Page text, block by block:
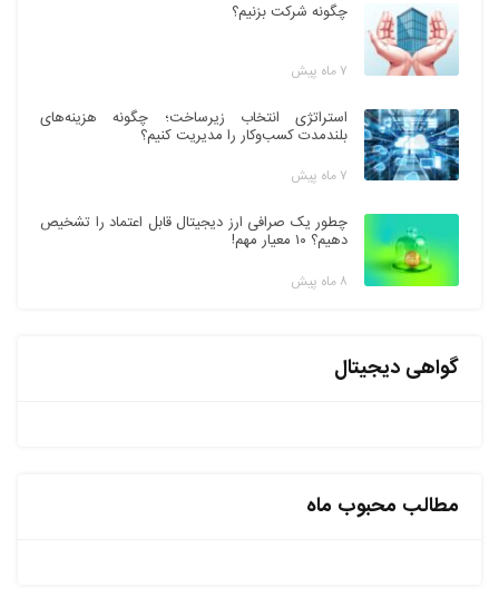
چگونه شرکت بزنیم؟
۷ ماه پیش
استراتژی انتخاب زیرساخت؛ چگونه هزینه‌های
بلندمدت کسب‌وکار را مدیریت کنیم؟
۷ ماه پیش
چطور یک صرافی ارز دیجیتال قابل اعتماد را تشخیص
دهیم؟ ۱۰ معیار مهم!
۸ ماه پیش
گواهی دیجیتال
مطالب محبوب ماه